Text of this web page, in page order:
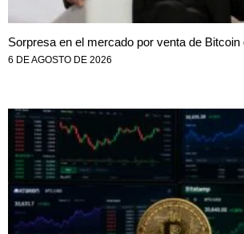
Sorpresa en el mercado por venta de Bitcoin
6 DE AGOSTO DE 2026